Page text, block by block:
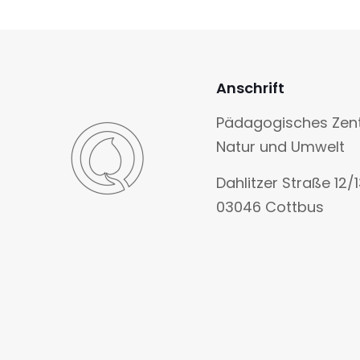
Anschrift
Pädagogisches
Natur und Umwelt
Dahlitzer Straße 12/
03046 Cottbus